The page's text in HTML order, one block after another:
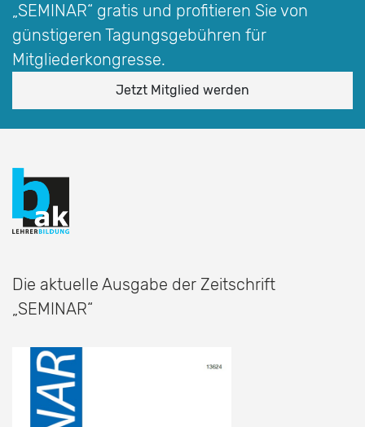
„SEMINAR“ gratis und profitieren Sie von
günstigeren Tagungsgebühren für
Mitgliederkongresse.
Jetzt Mitglied werden
Die aktuelle Ausgabe der Zeitschrift
„SEMINAR“